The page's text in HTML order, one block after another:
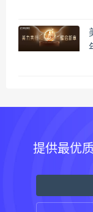
提供最优